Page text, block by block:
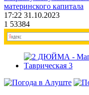
материнского капитала
17:22 31.10.2023
1 53384